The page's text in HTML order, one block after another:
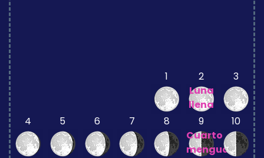
1
2
Luna
llena
3
4 5 6 7 8
9
Cuarto
menguante
10